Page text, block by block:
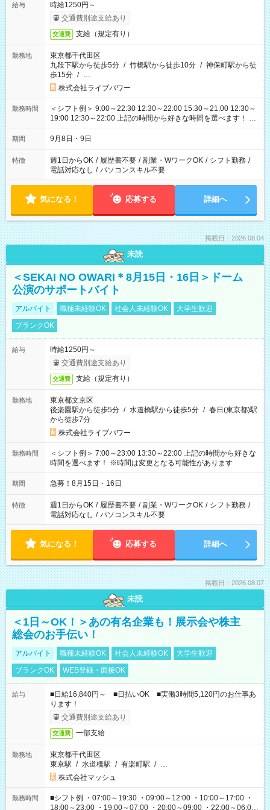
給与
時給1250円～
交通費別途支給あり
交通費 支給（規定有り）
勤務地
東京都千代田区
九段下駅から徒歩5分 / 竹橋駅から徒歩10分 / 神保町駅から徒
歩15分 / …
株式会社ライブパワー
勤務時間
＜シフト例＞ 9:00～22:30 12:30～22:00 15:30～21:00 12:30～
19:00 12:30～22:00 上記の時間から好きな時間を選べます！ ※
時間は変更となる可能性があります
期間 9月8日・9日
特徴 週1日からOK / 履歴書不要 / 副業・WワークOK / シフト勤務 /
電話対応なし / パソコンスキル不要
気になる！ 応募する 詳細へ
掲載日：2026.08.04
未読
＜SEKAI NO OWARI＊8月15日・16日＞ドーム
公演のサポートバイト
アルバイト 職種未経験OK 社会人未経験OK
大学生歓迎
ブランクOK
給与
時給1250円～
交通費別途支給あり
交通費 支給（規定有り）
勤務地
東京都文京区
後楽園駅から徒歩5分 / 水道橋駅から徒歩5分 / 春日(東京都)駅
から徒歩7分
株式会社ライブパワー
勤務時間
＜シフト例＞ 7:00～23:00 13:30～22:00 上記の時間から好きな
時間を選べます！ ※時間は変更となる可能性があります
期間 急募！8月15日・16日
特徴 週1日からOK / 履歴書不要 / 副業・WワークOK / シフト勤務 /
電話対応なし / パソコンスキル不要
気になる！ 応募する 詳細へ
掲載日：2026.08.07
未読
＜1日～OK！＞あの有名企業も！展示会や株主
総会のお手伝い！
アルバイト 職種未経験OK 社会人未経験OK
大学生歓迎
ブランクOK
WEB登録・面接OK
給与
■日給16,840円～ ■日払いOK ■実働3時間5,120円のお仕事あ
ります！
交通費別途支給あり
交通費 一部支給
勤務地
東京都千代田区
東京駅 / 水道橋駅 / 有楽町駅 / …
株式会社マッシュ
勤務時間
■シフト例 ・07:00～19:30 ・09:00～12:00 ・10:00～17:00 ・
18:00～23:00 ・19:00～07:00 ・20:00～09:00 ・22:00～06:00